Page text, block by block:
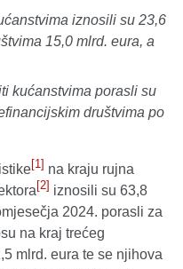
iznosili su 23,6
15,0 mlrd. eura, a
kućanstvima porasli su
društvima po
[1] na kraju rujna
[2] iznosili su 63,8
2024. porasli za
na kraj trećeg
mlrd. eura te se njihova